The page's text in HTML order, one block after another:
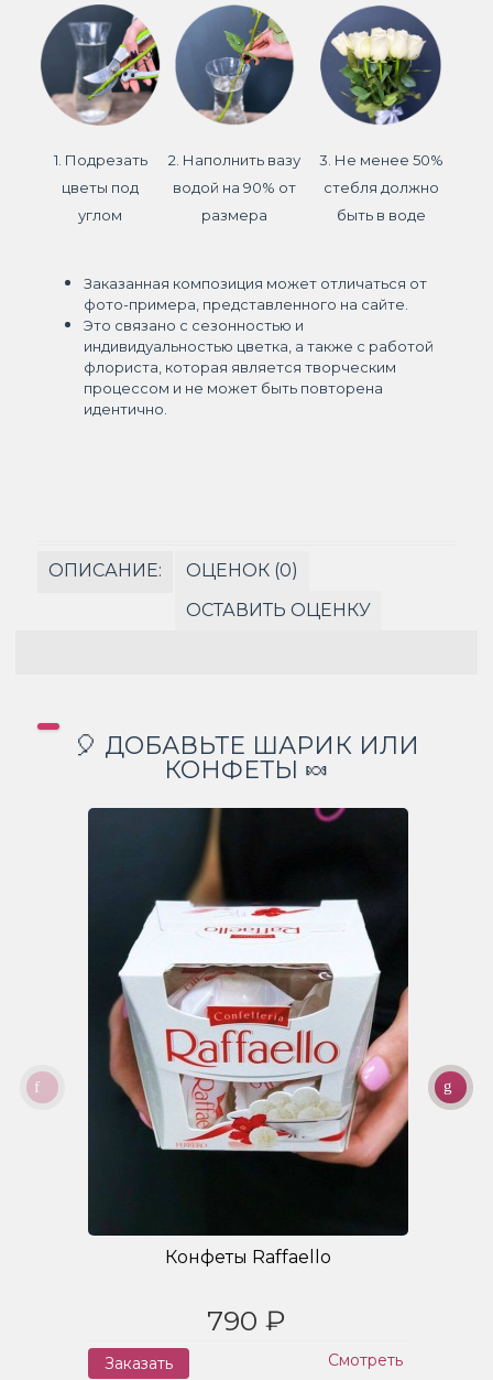
1. Подрезать
цветы под
углом
2. Наполнить вазу
водой на 90% от
размера
3. Не менее 50%
стебля должно
быть в воде
Заказанная композиция может отличаться от
фото-примера, представленного на сайте.
Это связано с сезонностью и
индивидуальностью цветка, а также с работой
флориста, которая является творческим
процессом и не может быть повторена
идентично.
ОПИСАНИЕ:
ОЦЕНОК (0)
ОСТАВИТЬ ОЦЕНКУ
🎈 ДОБАВЬТЕ ШАРИК ИЛИ
КОНФЕТЫ 🍬
Конфеты Raffaello
790 ₽
Заказать Смотреть